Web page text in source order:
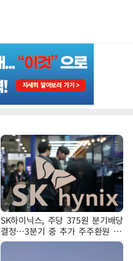
SK하이닉스, 주당 375원 분기배당
결정…3분기 중 추가 주주환원 발
표